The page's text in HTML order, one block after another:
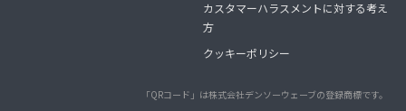
カスタマーハラスメントに対する考え
方
クッキーポリシー
「QRコード」は株式会社デンソーウェーブの登録商標です。